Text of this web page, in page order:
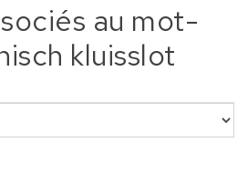
au mot-
kluisslot